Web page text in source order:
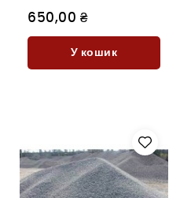
650,00 ₴
У кошик